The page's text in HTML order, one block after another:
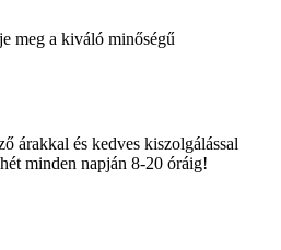
meg a kiváló minőségű
árakkal és kedves kiszolgálással
minden napján 8-20 óráig!